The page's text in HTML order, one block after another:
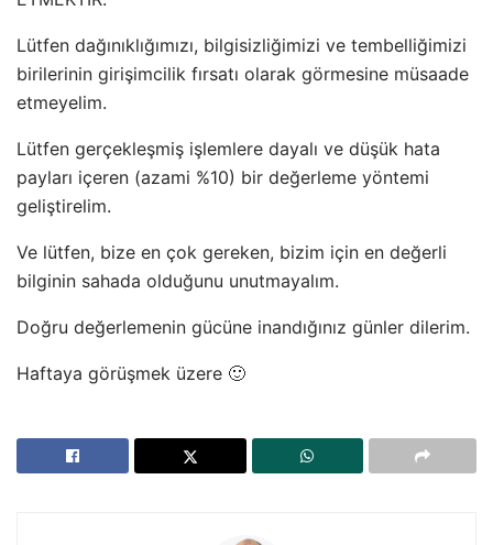
Lütfen dağınıklığımızı, bilgisizliğimizi ve tembelliğimizi
birilerinin girişimcilik fırsatı olarak görmesine müsaade
etmeyelim.
Lütfen gerçekleşmiş işlemlere dayalı ve düşük hata
payları içeren (azami %10) bir değerleme yöntemi
geliştirelim.
Ve lütfen, bize en çok gereken, bizim için en değerli
bilginin sahada olduğunu unutmayalım.
Doğru değerlemenin gücüne inandığınız günler dilerim.
Haftaya görüşmek üzere 🙂